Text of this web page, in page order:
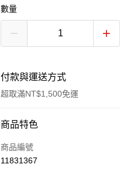
數量
付款與運送方式
超取滿NT$1,500免運
付款方式
信用卡一次付款
商品特色
商品編號
11831367